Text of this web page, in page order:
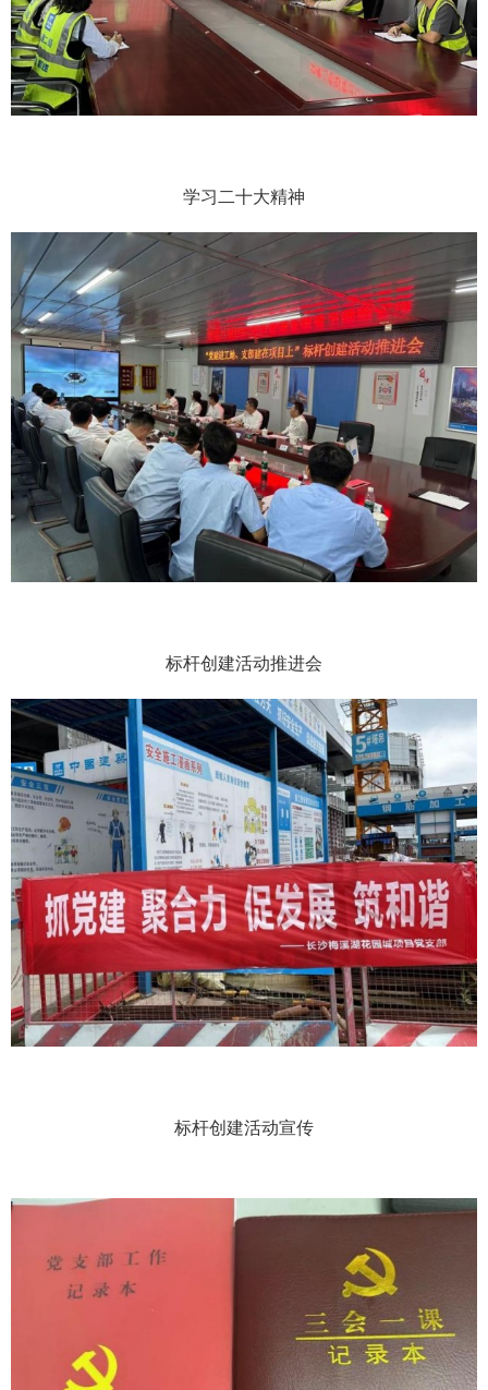
学习二十大精神
标杆创建活动推进会
标杆创建活动宣传